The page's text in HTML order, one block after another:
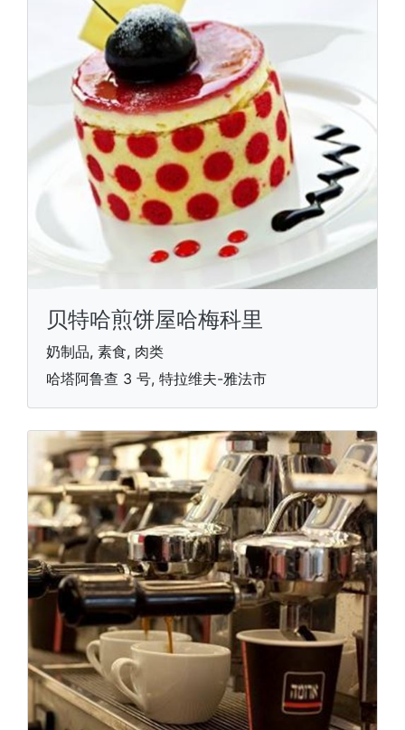
贝特哈煎饼屋哈梅科里
奶制品, 素食, 肉类
哈塔阿鲁查 3 号, 特拉维夫-雅法市